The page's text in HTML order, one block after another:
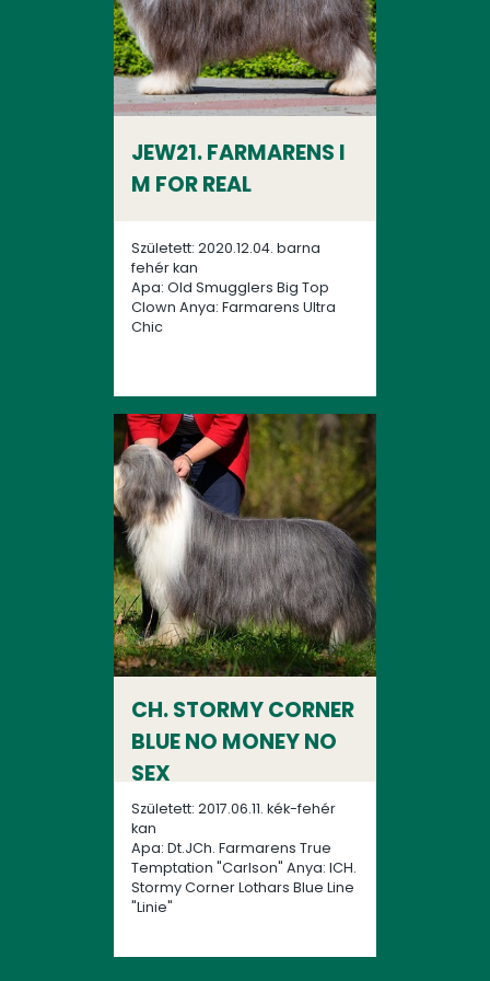
JEW21. FARMARENS I
M FOR REAL
Született: 2020.12.04. barna
fehér kan
Apa: Old Smugglers Big Top
Clown Anya: Farmarens Ultra
Chic
CH. STORMY CORNER
BLUE NO MONEY NO
SEX
Született: 2017.06.11. kék-fehér
kan
Apa: Dt.JCh. Farmarens True
Temptation "Carlson" Anya: ICH.
Stormy Corner Lothars Blue Line
"Linie"